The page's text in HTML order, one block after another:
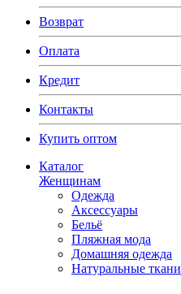
Возврат
Оплата
Кредит
Контакты
Купить оптом
Каталог
Женщинам
Одежда
Аксессуары
Бельё
Пляжная мода
Домашняя одежда
Натуральные ткани